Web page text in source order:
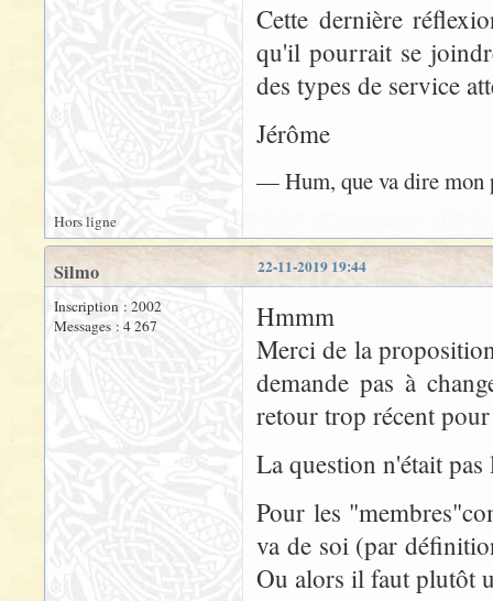
Cette dernière
qu'il pourrait se
des types de service
Jérôme
— Hum, que va dire mon
Hors ligne
22-11-2019 19:44
Silmo
Inscription : 2002
Messages : 4 267
Hmmm
Merci de la
demande pas à
retour trop récent
La question n'était pas
Pour les
va de soi (par
Ou alors il faut plutôt